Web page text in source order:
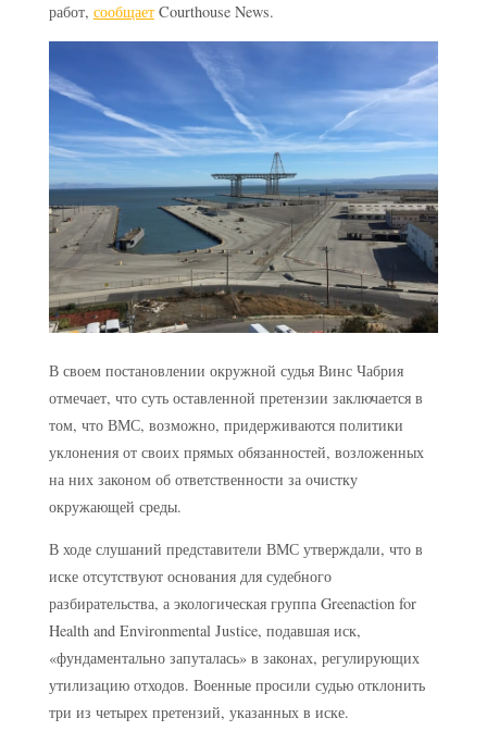
работ, сообщаетCourthouse News.
В своем постановлении окружной судья Винс Чабрия
отмечает, что суть оставленной претензии заключается в
том, что ВМС, возможно, придерживаются политики
уклонения от своих прямых обязанностей, возложенных
на них законом об ответственности за очистку
окружающей среды.
В ходе слушаний представители ВМС утверждали, что в
иске отсутствуют основания для судебного
разбирательства, а экологическая группа Greenaction for
Health and Environmental Justice, подавшая иск,
«фундаментально запуталась» в законах, регулирующих
утилизацию отходов. Военные просили судью отклонить
три из четырех претензий, указанных в иске.